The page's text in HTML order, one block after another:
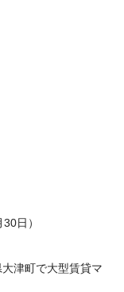
日）
津町で大型賃貸マ